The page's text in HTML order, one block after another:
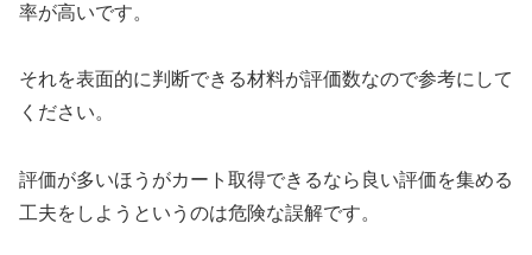
率が高いです。
それを表面的に判断できる材料が評価数なので参考にして
ください。
評価が多いほうがカート取得できるなら良い評価を集める
工夫をしようというのは危険な誤解です。